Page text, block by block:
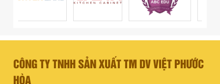
CÔNG TY TNHH SẢN XUẤT TM DV VIỆT PHƯỚC
HÒA